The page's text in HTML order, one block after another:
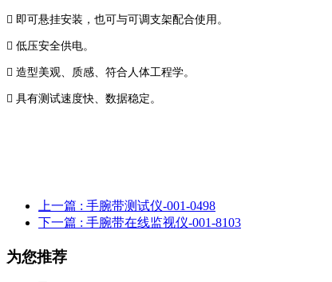
 即可悬挂安装，也可与可调支架配合使用。
 低压安全供电。
 造型美观、质感、符合人体工程学。
 具有测试速度快、数据稳定。
上一篇 : 手腕带测试仪-001-0498
下一篇 : 手腕带在线监视仪-001-8103
为您推荐